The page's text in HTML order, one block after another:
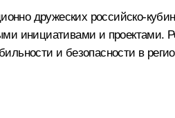
дружеских российско-
инициативами и проектами.
и безопасности в